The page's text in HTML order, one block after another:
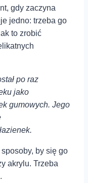
gdy​ zaczyna‍
‍jedno: trzeba ⁤go
to zrobić
po⁢ raz
‌jako
gumowych.​ Jego
by ​się go
akrylu. ⁤Trzeba